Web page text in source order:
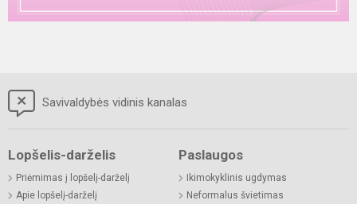
Savivaldybės vidinis kanalas
Lopšelis-darželis
Priėmimas į lopšelį-darželį
Apie lopšelį-darželį
Paslaugos
Ikimokyklinis ugdymas
Neformalus švietimas